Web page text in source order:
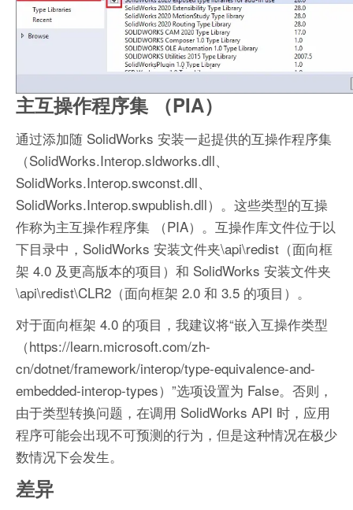
主互操作程序集 （PIA）
通过添加随 SolidWorks 安装一起提供的互操作程序集
（SolidWorks.Interop.sldworks.dll、
SolidWorks.Interop.swconst.dll、
SolidWorks.Interop.swpublish.dll）。这些类型的互操
作称为主互操作程序集 （PIA）。互操作库文件位于以
下目录中，SolidWorks 安装文件夹\api\redist（面向框
架 4.0 及更高版本的项目）和 SolidWorks 安装文件夹
\api\redist\CLR2（面向框架 2.0 和 3.5 的项目）。
对于面向框架 4.0 的项目，我建议将“嵌入互操作类型
（https://learn.microsoft.com/zh-
cn/dotnet/framework/interop/type-equivalence-and-
embedded-interop-types）”选项设置为 False。否则，
由于类型转换问题，在调用 SolidWorks API 时，应用
程序可能会出现不可预测的行为，但是这种情况在极少
数情况下会发生。
差异